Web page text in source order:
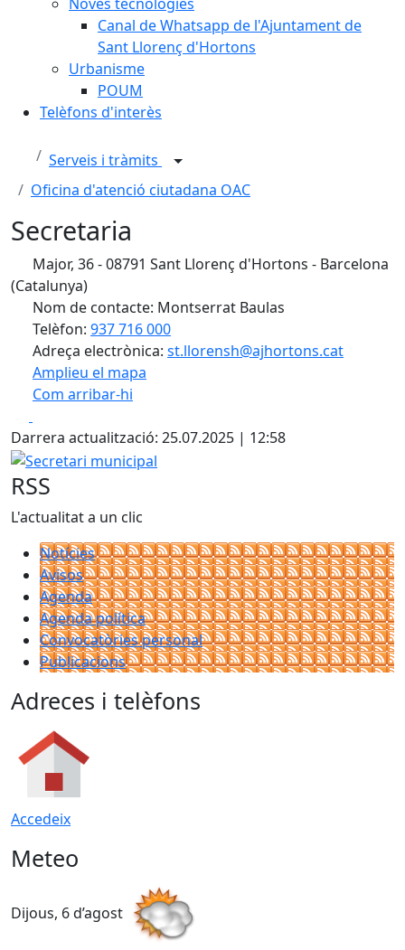
Canal de Whatsapp de l'Ajuntament de
Sant Llorenç d'Hortons
Urbanisme
POUM
Telèfons d'interès
Serveis i tràmits
Oficina d'atenció ciutadana OAC
Secretaria
Major, 36 - 08791 Sant Llorenç d'Hortons - Barcelona
(Catalunya)
Nom de contacte: Montserrat Baulas
Telèfon: 937 716 000
Adreça electrònica: st.llorensh@ajhortons.cat
Amplieu el mapa
Com arribar-hi
+
−
Darrera actualització: 25.07.2025 | 12:58
Secretari municipal
RSS
L'actualitat a un clic
Notícies
Avisos
Agenda
Agenda política
Convocatòries personal
Publicacions
Adreces i telèfons
Accedeix
Meteo
Dijous, 6 d’agost